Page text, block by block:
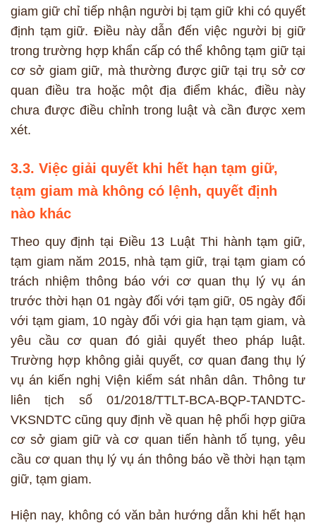
giam giữ chỉ tiếp nhận người bị tạm giữ khi có quyết
định tạm giữ. Điều này dẫn đến việc người bị giữ
trong trường hợp khẩn cấp có thể không tạm giữ tại
cơ sở giam giữ, mà thường được giữ tại trụ sở cơ
quan điều tra hoặc một địa điểm khác, điều này
chưa được điều chỉnh trong luật và cần được xem
xét.
3.3. Việc giải quyết khi hết hạn tạm giữ,
tạm giam mà không có lệnh, quyết định
nào khác
Theo quy định tại Điều 13 Luật Thi hành tạm giữ,
tạm giam năm 2015, nhà tạm giữ, trại tạm giam có
trách nhiệm thông báo với cơ quan thụ lý vụ án
trước thời hạn 01 ngày đối với tạm giữ, 05 ngày đối
với tạm giam, 10 ngày đối với gia hạn tạm giam, và
yêu cầu cơ quan đó giải quyết theo pháp luật.
Trường hợp không giải quyết, cơ quan đang thụ lý
vụ án kiến nghị Viện kiểm sát nhân dân. Thông tư
liên tịch số 01/2018/TTLT-BCA-BQP-TANDTC-
VKSNDTC cũng quy định về quan hệ phối hợp giữa
cơ sở giam giữ và cơ quan tiến hành tố tụng, yêu
cầu cơ quan thụ lý vụ án thông báo về thời hạn tạm
giữ, tạm giam.
Hiện nay, không có văn bản hướng dẫn khi hết hạn